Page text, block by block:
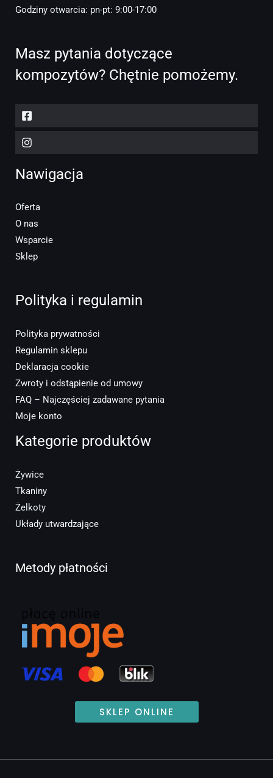
Godziny otwarcia: pn-pt: 9:00-17:00
Masz pytania dotyczące
kompozytów? Chętnie pomożemy.
Nawigacja
Oferta
O nas
Wsparcie
Sklep
Polityka i regulamin
Polityka prywatności
Regulamin sklepu
Deklaracja cookie
Zwroty i odstąpienie od umowy
FAQ – Najczęściej zadawane pytania
Moje konto
Kategorie produktów
Żywice
Tkaniny
Żelkoty
Układy utwardzające
Metody płatności
SKLEP ONLINE